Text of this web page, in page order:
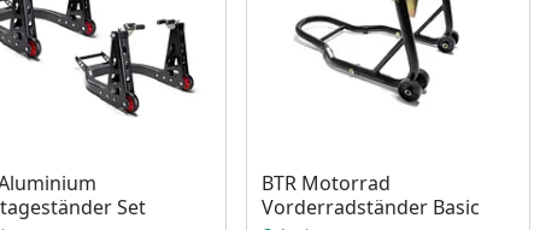
Set
am Lager
BTR Motorrad
Vorderradständer Basic
Produkt am Lager